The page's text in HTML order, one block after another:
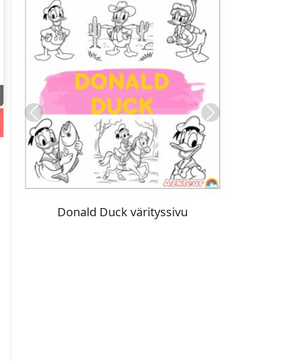
Stitch värityskuva
Previous Next